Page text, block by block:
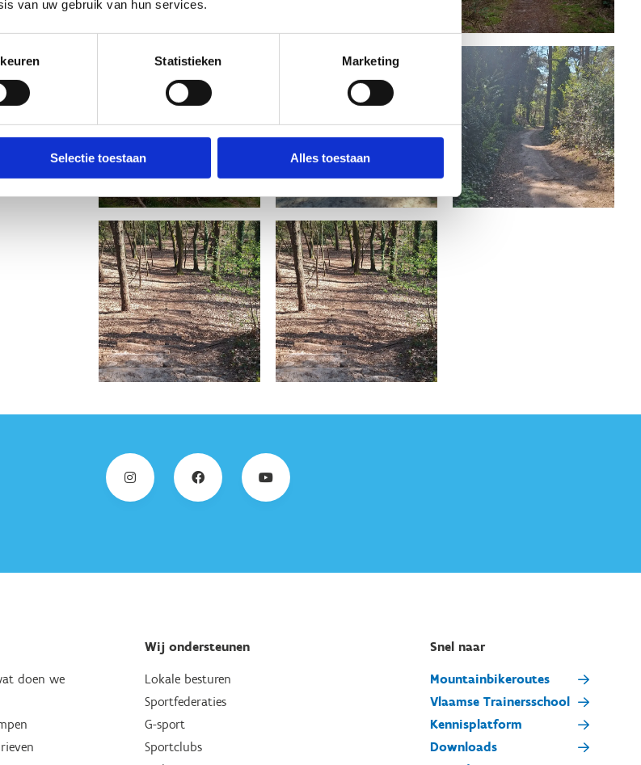
van uw gebruik van hun services.
Statistieken Marketing
Selectie toestaan Alles toestaan
zich aan de
en te
mooie
doen we
Wij ondersteunen
Lokale besturen
Sportfederaties
G-sport
Sportclubs
Snel naar
Mountainbikeroutes
Vlaamse Trainersschool
Kennisplatform
Downloads